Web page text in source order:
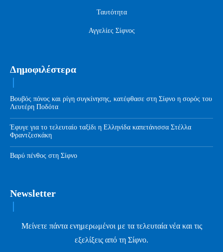
Ταυτότητα
Αγγελίες Σίφνος
Δημοφιλέστερα
Βουβός πόνος και ρίγη συγκίνησης, κατέφθασε στη Σίφνο η σορός του
Λευτέρη Ποδότα
Έφυγε για το τελευταίο ταξίδι η Ελληνίδα καπετάνισσα Στέλλα
Φραντζεσκάκη
Βαρύ πένθος στη Σίφνο
Newsletter
Μείνετε πάντα ενημερωμένοι με τα τελευταία νέα και τις
εξελίξεις από τη Σίφνο.